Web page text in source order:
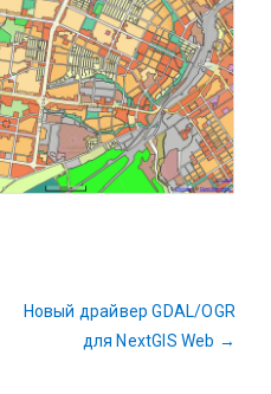
Новый драйвер GDAL/OGR
для NextGIS Web →